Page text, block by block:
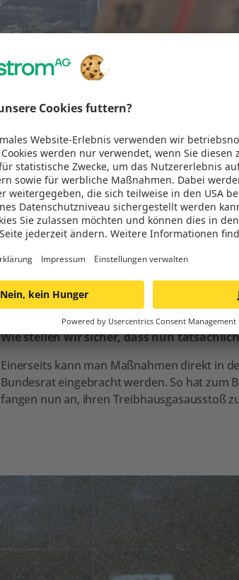
Vorarlberg, Innsbruck und demnächst
findet bei uns zunehmend Gehör.
dazu?
Die Ausrufung des Klimanotstandes
Nach den Ernteausfällen, den
ist das nur angemessen. Es muss endlich
wir können uns jetzt für eine lebenswerte,
dagegen. Aber wie immer: es darf nicht nur
Wie stellen wir sicher, dass nun
Einerseits kann man Maßnahmen direkt in
Bundesrat eingebracht werden. So hat zum
fangen nun an, ihren Treibhausgasausstoß